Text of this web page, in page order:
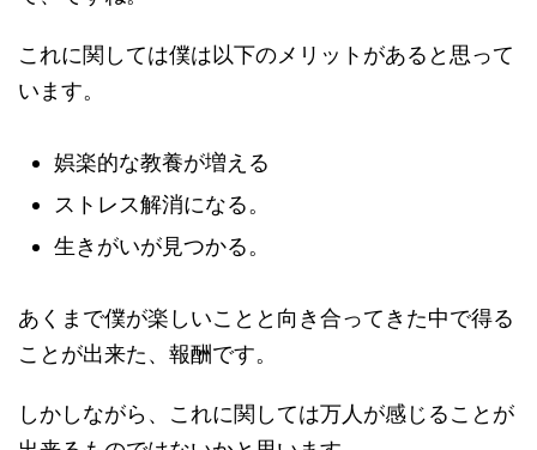
これに関しては僕は以下のメリットがあると思って
います。
娯楽的な教養が増える
ストレス解消になる。
生きがいが見つかる。
あくまで僕が楽しいことと向き合ってきた中で得る
ことが出来た、報酬です。
しかしながら、これに関しては万人が感じることが